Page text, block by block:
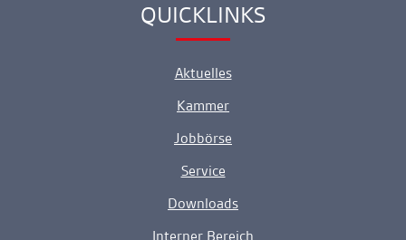
Ankerlink
QUICKLINKS
Aktuelles
Kammer
Jobbörse
Service
Downloads